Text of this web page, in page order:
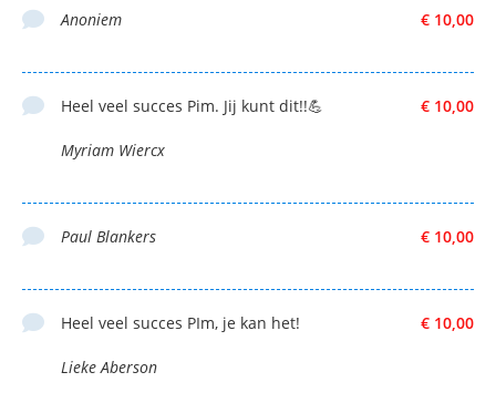
€ 10,00
Anoniem
€ 10,00
Heel veel succes Pim. Jij kunt dit!!💪
Myriam Wiercx
€ 10,00
Paul Blankers
€ 10,00
Heel veel succes PIm, je kan het!
Lieke Aberson